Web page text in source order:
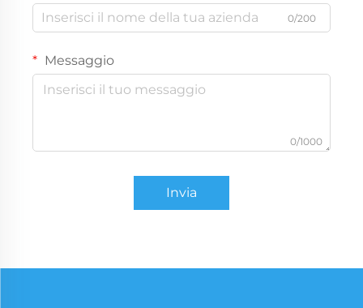
0/200
Messaggio
0/1000
Invia